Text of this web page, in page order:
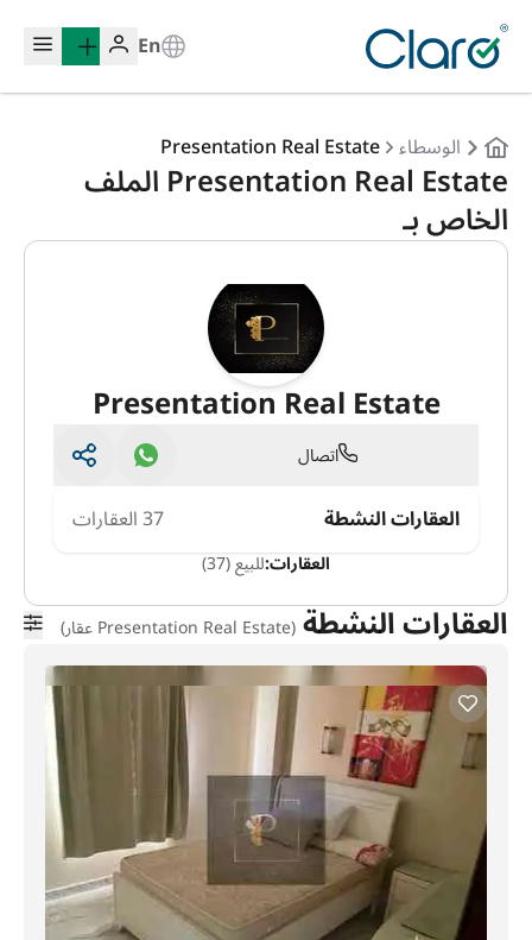
En
الوسطاء Presentation Real Estate
Presentation Real Estate الملف
الخاص بـ
العقارات النشطة(Presentation Real Estate عقار)
Presentation Real Estate
اتصال
العقارات النشطة 37 العقارات
العقارات:للبيع (37)